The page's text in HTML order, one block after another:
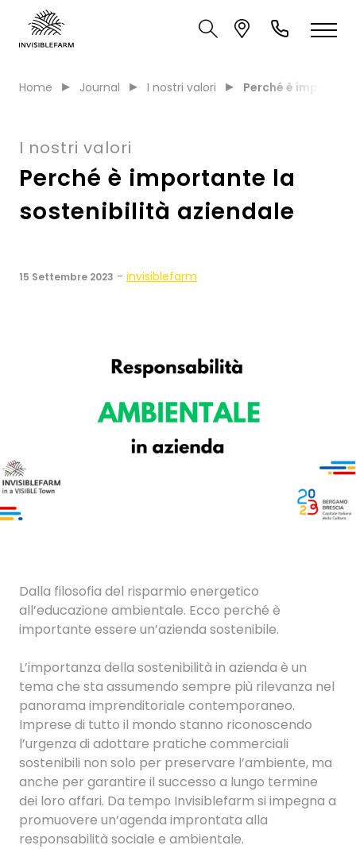
Home Journal I nostri valori Perché è
I nostri valori
Perché è importante la
sostenibilità aziendale
15 Settembre 2023 - invisiblefarm
Dalla filosofia del risparmio energetico
all’educazione ambientale. Ecco perché è
importante essere un’azienda sostenibile.
L’importanza della sostenibilità in azienda è un
tema che sta assumendo sempre più rilevanza nel
panorama imprenditoriale contemporaneo.
Imprese di tutto il mondo stanno riconoscendo
l’urgenza di adottare pratiche commerciali
sostenibili non solo per preservare l’ambiente, ma
anche per garantire il successo a lungo termine
dei loro affari. Da tempo Invisiblefarm si impegna a
promuovere un’agenda improntata alla
responsabilità sociale e ambientale.